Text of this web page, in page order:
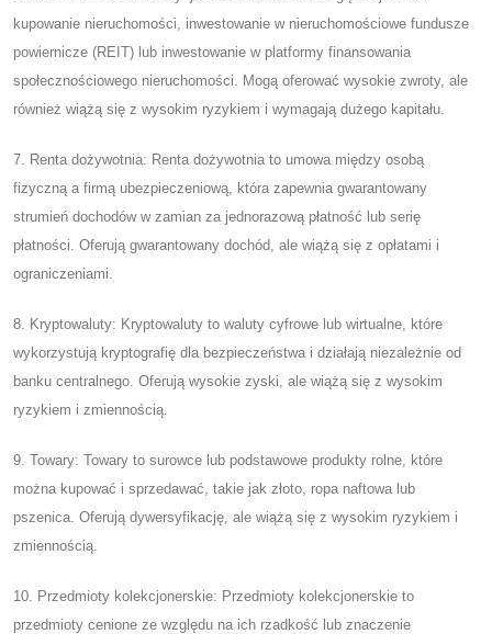
kupowanie nieruchomości, inwestowanie w nieruchomościowe fundusze
powiernicze (REIT) lub inwestowanie w platformy finansowania
społecznościowego nieruchomości. Mogą oferować wysokie zwroty, ale
również wiążą się z wysokim ryzykiem i wymagają dużego kapitału.
7. Renta dożywotnia: Renta dożywotnia to umowa między osobą
fizyczną a firmą ubezpieczeniową, która zapewnia gwarantowany
strumień dochodów w zamian za jednorazową płatność lub serię
płatności. Oferują gwarantowany dochód, ale wiążą się z opłatami i
ograniczeniami.
8. Kryptowaluty: Kryptowaluty to waluty cyfrowe lub wirtualne, które
wykorzystują kryptografię dla bezpieczeństwa i działają niezależnie od
banku centralnego. Oferują wysokie zyski, ale wiążą się z wysokim
ryzykiem i zmiennością.
9. Towary: Towary to surowce lub podstawowe produkty rolne, które
można kupować i sprzedawać, takie jak złoto, ropa naftowa lub
pszenica. Oferują dywersyfikację, ale wiążą się z wysokim ryzykiem i
zmiennością.
10. Przedmioty kolekcjonerskie: Przedmioty kolekcjonerskie to
przedmioty cenione ze względu na ich rzadkość lub znaczenie